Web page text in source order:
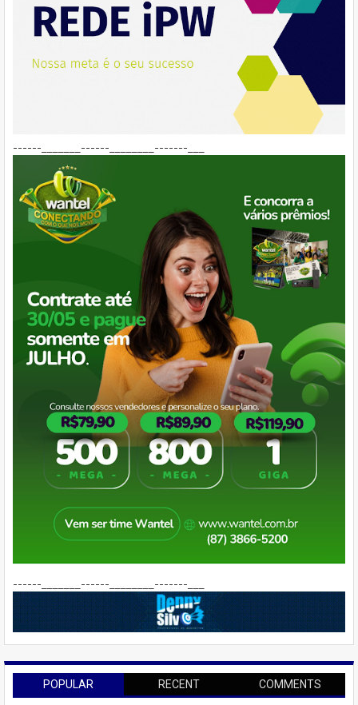
------_______------________-------___
------_______------________-------___
POPULAR RECENT COMMENTS